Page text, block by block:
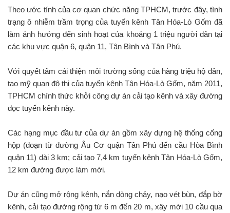
Theo ước tính của cơ quan chức năng TPHCM, trước đây, tình
trạng ô nhiễm trầm trọng của tuyến kênh Tân Hóa-Lò Gốm đã
làm ảnh hưởng đến sinh hoạt của khoảng 1 triệu người dân tại
các khu vực quận 6, quận 11, Tân Bình và Tân Phú.
Với quyết tâm cải thiện môi trường sống của hàng triệu hộ dân,
tạo mỹ quan đô thị của tuyến kênh Tân Hóa-Lò Gốm, năm 2011,
TPHCM chính thức khởi công dự án cải tạo kênh và xây đường
dọc tuyến kênh này.
Các hạng mục đầu tư của dự án gồm xây dựng hệ thống cống
hộp (đoạn từ đường Âu Cơ quận Tân Phú đến cầu Hòa Bình
quận 11) dài 3 km; cải tạo 7,4 km tuyến kênh Tân Hóa-Lò Gốm,
12 km đường được làm mới.
Dự án cũng mở rộng kênh, nắn dòng chảy, nạo vét bùn, đắp bờ
kênh, cải tạo đường rộng từ 6 m đến 20 m, xây mới 10 cầu qua